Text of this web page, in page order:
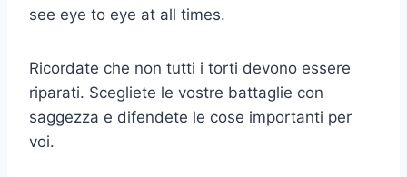
see eye to eye at all times.
Ricordate che non tutti i torti devono essere
riparati. Scegliete le vostre battaglie con
saggezza e difendete le cose importanti per
voi.